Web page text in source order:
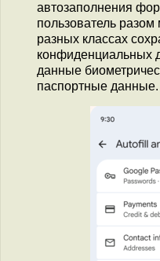
автозаполнения
пользователь
разных классах
конфиденциальных
данные
паспортные данные.